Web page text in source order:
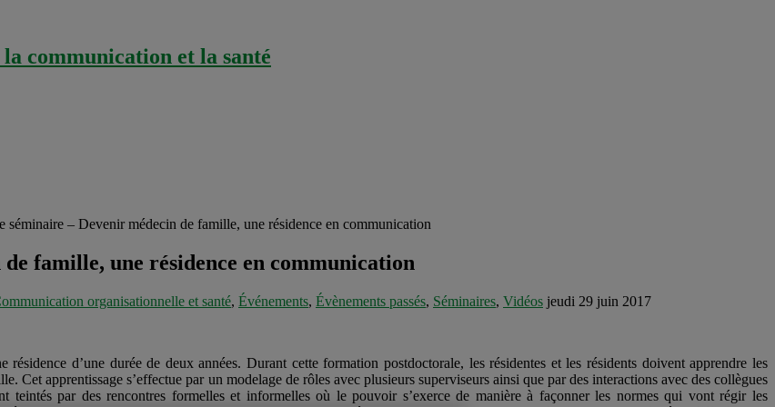
communication et la santé
séminaire – Devenir médecin de famille, une résidence en communication
famille, une résidence en communication
organisationnelle et santé, Événements, Évènements passés, Séminaires, Vidéos jeudi 29 juin 2017
d’une durée de deux années. Durant cette formation postdoctorale, les résidentes et les résidents doivent apprendre les
Cet apprentissage s’effectue par un modelage de rôles avec plusieurs superviseurs ainsi que par des interactions avec des collègues
teintés par des rencontres formelles et informelles où le pouvoir s’exerce de manière à façonner les normes qui vont régir les